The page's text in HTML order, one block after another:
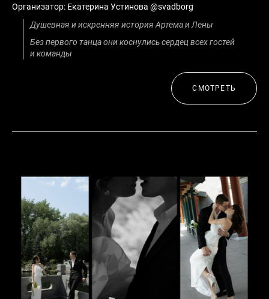
Организатор: Екатерина Устинова @svadborg
Душевная и искренняя история Артема и Лены
Без первого танца они коснулись сердец всех гостей
и команды
СМОТРЕТЬ